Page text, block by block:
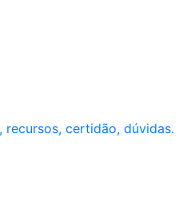
recursos, certidão, dúvidas.